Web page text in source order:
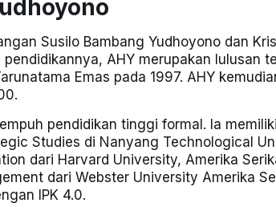
Susilo Bambang Yudhoyono dan
AHY merupakan lulusan
Emas pada 1997. AHY
pendidikan tinggi formal. Ia
Studies di Nanyang Technological
dari Harvard University, Amerika
dari Webster University Amerika
IPK 4.0.